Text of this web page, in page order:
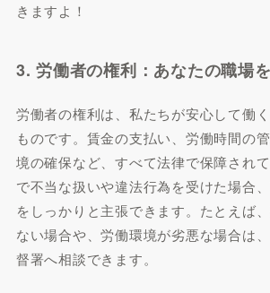
きますよ！
3. 労働者の権利：あなたの職場
労働者の権利は、私たちが安心して働
ものです。賃金の支払い、労働時間の
境の確保など、すべて法律で保障され
で不当な扱いや違法行為を受けた場合
をしっかりと主張できます。たとえば
ない場合や、労働環境が劣悪な場合は
督署へ相談できます。